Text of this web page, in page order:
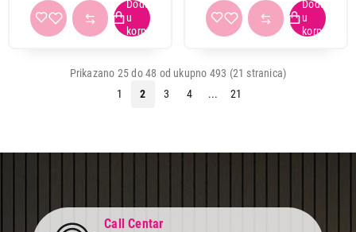
Prikazano 25 do 48 od ukupno 493 (21 stranica)
1
2 3 4 ... 21
Call Centar